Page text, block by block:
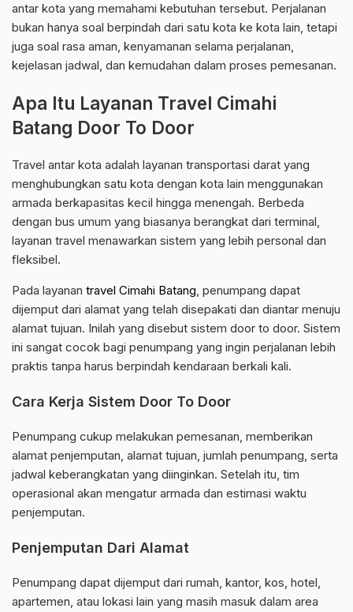
antar kota yang memahami kebutuhan tersebut. Perjalanan
bukan hanya soal berpindah dari satu kota ke kota lain, tetapi
juga soal rasa aman, kenyamanan selama perjalanan,
kejelasan jadwal, dan kemudahan dalam proses pemesanan.
Apa Itu Layanan Travel Cimahi
Batang Door To Door
Travel antar kota adalah layanan transportasi darat yang
menghubungkan satu kota dengan kota lain menggunakan
armada berkapasitas kecil hingga menengah. Berbeda
dengan bus umum yang biasanya berangkat dari terminal,
layanan travel menawarkan sistem yang lebih personal dan
fleksibel.
Pada layanan travel Cimahi Batang, penumpang dapat
dijemput dari alamat yang telah disepakati dan diantar menuju
alamat tujuan. Inilah yang disebut sistem door to door. Sistem
ini sangat cocok bagi penumpang yang ingin perjalanan lebih
praktis tanpa harus berpindah kendaraan berkali kali.
Cara Kerja Sistem Door To Door
Penumpang cukup melakukan pemesanan, memberikan
alamat penjemputan, alamat tujuan, jumlah penumpang, serta
jadwal keberangkatan yang diinginkan. Setelah itu, tim
operasional akan mengatur armada dan estimasi waktu
penjemputan.
Penjemputan Dari Alamat
Penumpang dapat dijemput dari rumah, kantor, kos, hotel,
apartemen, atau lokasi lain yang masih masuk dalam area